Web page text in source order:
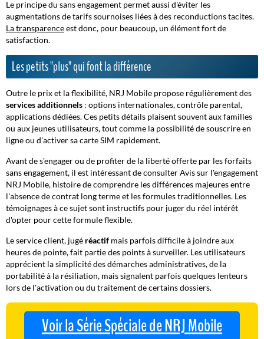
Le principe du sans engagement permet aussi d'éviter les
augmentations de tarifs sournoises liées à des reconductions tacites.
La transparenceest donc, pour beaucoup, un élément fort de
satisfaction.
Les petits "plus" qui font la différence
Outre le prix et la flexibilité, NRJ Mobile propose régulièrement des
services additionnels : options internationales, contrôle parental,
applications dédiées.Ces petits détails plaisent souvent aux familles
ou aux jeunes utilisateurs, tout comme la possibilité de souscrire en
ligne ou d'activer sa carte SIM rapidement.
Avant de s'engager ou de profiter de la liberté offerte par les forfaits
sans engagement, il est intéressant de consulter Avis sur l'engagement
NRJ Mobile, histoire de comprendre les différences majeures entre
l'absence de contrat long terme et les formules traditionnelles. Les
témoignages à ce sujet sont instructifs pour juger du réel intérêt
d'opter pour cette formule flexible.
Le service client, jugé réactif mais parfois difficile à joindre aux
heures de pointe, fait partie des points à surveiller. Les utilisateurs
apprécient la simplicité des démarches administratives, de la
portabilité à la résiliation, mais signalent parfois quelques lenteurs
lors de l'activation ou du traitement de certains dossiers.
Voir la Série Spéciale de NRJ Mobile